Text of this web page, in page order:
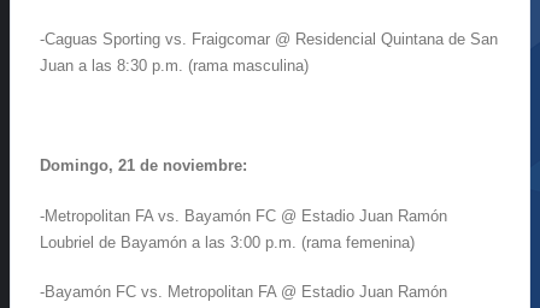
-Caguas Sporting vs. Fraigcomar @ Residencial Quintana de San
Juan a las 8:30 p.m. (rama masculina)
Domingo, 21 de noviembre:
-Metropolitan FA vs. Bayamón FC @ Estadio Juan Ramón
Loubriel de Bayamón a las 3:00 p.m. (rama femenina)
-Bayamón FC vs. Metropolitan FA @ Estadio Juan Ramón